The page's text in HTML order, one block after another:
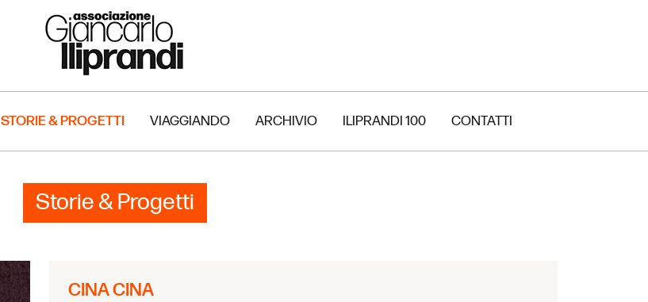
STORIE & PROGETTI VIAGGIANDO ARCHIVIO ILIPRANDI 100 CONTATTI
Storie & Progetti
CINA CINA